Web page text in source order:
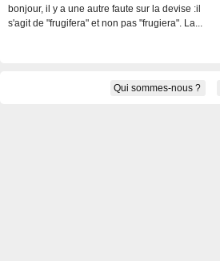
bonjour, il y a une autre faute sur la devise :il
s'agit de "frugifera" et non pas "frugiera". La...
Qui sommes-nous ?